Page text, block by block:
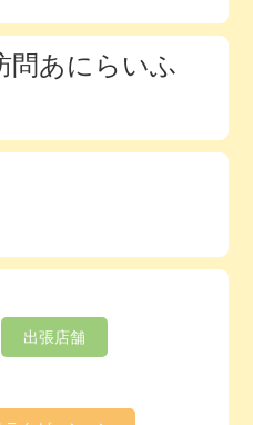
問あにらいふ
出張店舗